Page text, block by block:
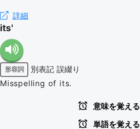
詳細
its'
形容詞 別表記 誤綴り
Misspelling of its.
意味を覚える
単語を覚える